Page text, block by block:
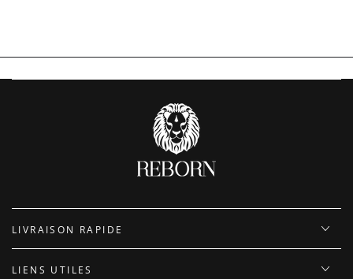
LIVRAISON RAPIDE
LIENS UTILES